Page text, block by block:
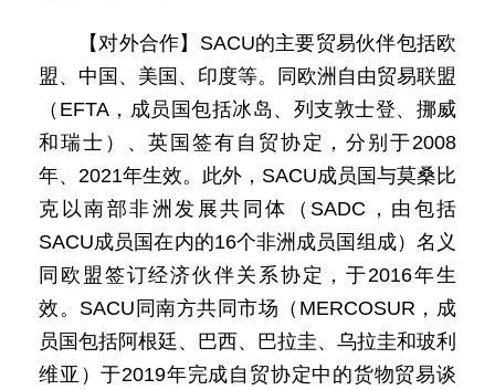
【对外合作】SACU的主要贸易伙伴包括欧
盟、中国、美国、印度等。同欧洲自由贸易联盟
（EFTA，成员国包括冰岛、列支敦士登、挪威
和瑞士）、英国签有自贸协定，分别于2008
年、2021年生效。此外，SACU成员国与莫桑比
克以南部非洲发展共同体（SADC，由包括
SACU成员国在内的16个非洲成员国组成）名义
同欧盟签订经济伙伴关系协定，于2016年生
效。SACU同南方共同市场（MERCOSUR，成
员国包括阿根廷、巴西、巴拉圭、乌拉圭和玻利
维亚）于2019年完成自贸协定中的货物贸易谈